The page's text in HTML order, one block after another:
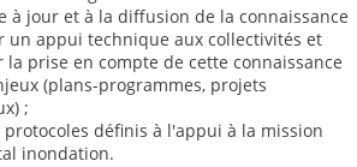
à jour et à la diffusion de la connaissance
un appui technique aux collectivités et
la prise en compte de cette connaissance
(plans-programmes, projets
;
définis à l'appui à la mission
inondation.